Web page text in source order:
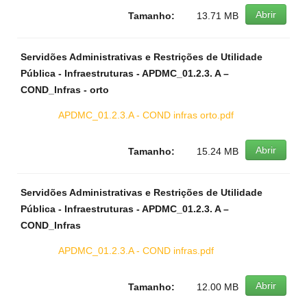
Abrir
Tamanho: 13.71 MB
Servidões Administrativas e Restrições de Utilidade
Pública - Infraestruturas - APDMC_01.2.3. A –
COND_Infras - orto
APDMC_01.2.3.A - COND infras orto.pdf
Abrir
Tamanho: 15.24 MB
Servidões Administrativas e Restrições de Utilidade
Pública - Infraestruturas - APDMC_01.2.3. A –
COND_Infras
APDMC_01.2.3.A - COND infras.pdf
Abrir
Tamanho: 12.00 MB